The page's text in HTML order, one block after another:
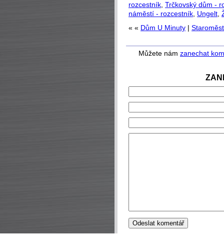
rozcestník Trčkovský dům -
náměstí - rozcestník Ungelt
« « Dům U Minuty |
Můžete nám zanechat